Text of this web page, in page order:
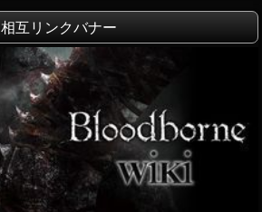
相互リンクバナー